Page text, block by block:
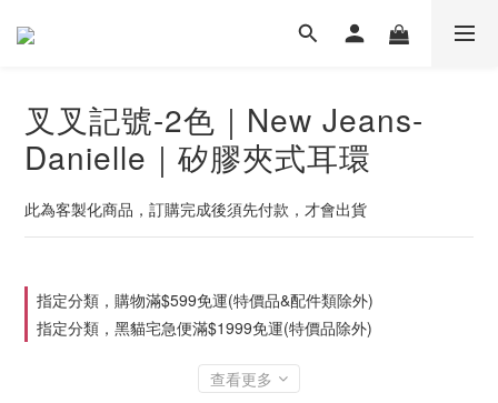
叉叉記號-2色｜New Jeans-
Danielle｜矽膠夾式耳環
此為客製化商品，訂購完成後須先付款，才會出貨
指定分類，購物滿$599免運(特價品&配件類除外)
指定分類，黑貓宅急便滿$1999免運(特價品除外)
查看更多